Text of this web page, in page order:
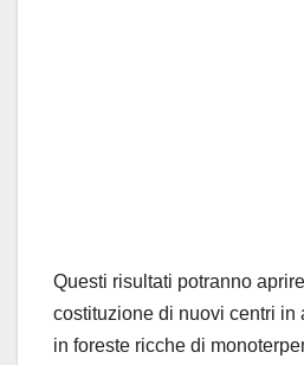
Questi risultati potranno
costituzione di nuovi centri in
in foreste ricche di